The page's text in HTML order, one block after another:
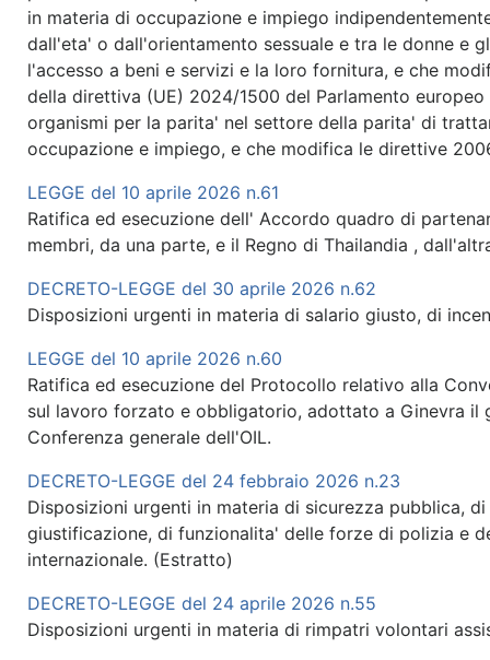
in materia di occupazione e impiego
dall'eta' o dall'orientamento sessuale e tra le donne e
l'accesso a beni e servizi e la loro fornitura, e che
della direttiva (UE) 2024/1500 del Parlamento
organismi per la parita' nel settore della parita' di
occupazione e impiego, e che modifica le direttive
LEGGE del 10 aprile 2026 n.61
Ratifica ed esecuzione dell' Accordo quadro di
membri, da una parte, e il Regno di Thailandia ,
DECRETO-LEGGE del 30 aprile 2026 n.62
Disposizioni urgenti in materia di salario giusto, di
LEGGE del 10 aprile 2026 n.60
Ratifica ed esecuzione del Protocollo relativo alla
sul lavoro forzato e obbligatorio, adottato a Ginevra il
Conferenza generale dell'OIL.
DECRETO-LEGGE del 24 febbraio 2026 n.23
Disposizioni urgenti in materia di sicurezza pubblica,
giustificazione, di funzionalita' delle forze di polizia e
internazionale. (Estratto)
DECRETO-LEGGE del 24 aprile 2026 n.55
Disposizioni urgenti in materia di rimpatri volontari